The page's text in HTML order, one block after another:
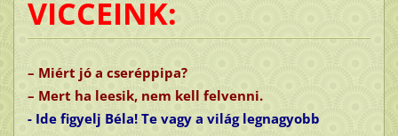
VICCEINK:
– Miért jó a cseréppipa?
– Mert ha leesik, nem kell felvenni.
- Ide figyelj Béla! Te vagy a világ legnagyobb